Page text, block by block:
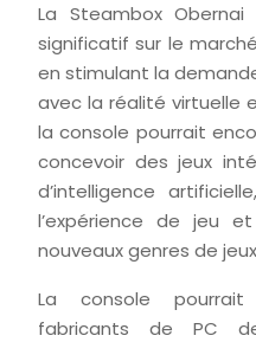
La Steambox
significatif sur le
en stimulant la
avec la réalité virtuelle
la console pourrait
concevoir des jeux
d’intelligence
l’expérience de jeu
nouveaux genres de
La console
fabricants de PC